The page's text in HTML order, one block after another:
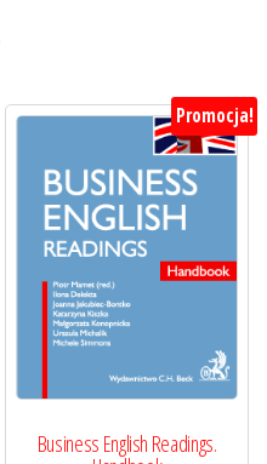
Promocja!
Business English Readings.